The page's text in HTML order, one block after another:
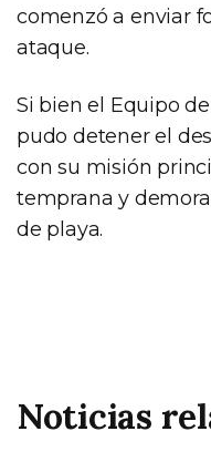
comenzó a enviar
ataque.
Si bien el Equipo
pudo detener el
con su misión
temprana y
de playa.
Noticias